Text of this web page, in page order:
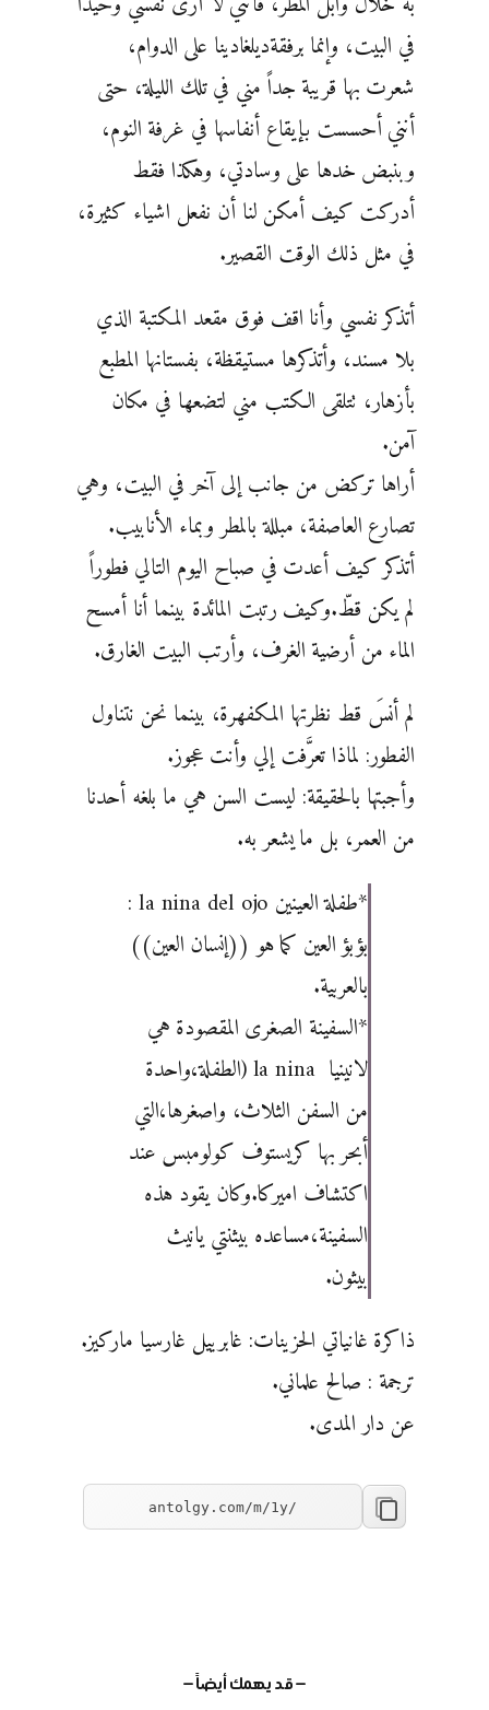
في البيت، وإنما برفقةديلغادينا على ‏الدوام،
شعرت بها قريبة جداً مني في تلك الليلة، حتى
أنني أحسست بإيقاع أنفاسها في غرفة النوم،
وبنبض خدها ‏على وسادتي، وهكذا فقط
أدركت كيف أمكن لنا أن نفعل اشياء كثيرة،
في مثل ذلك الوقت القصير.
أتذكر ‏نفسي وأنا اقف فوق مقعد المكتبة الذي
بلا مسند، وأتذكرها مستيقظة، بفستانها المطبع
بأزهار، تتلقى الكتب مني ‏لتضعها في مكان
آمن.
أراها تركض من جانب إلى آخر في البيت، وهي
تصارع العاصفة، مبللة بالمطر وبماء ‏الأنابيب.
أتذكر كيف أعدت في صباح اليوم التالي فطوراً
لم يكن قطّ.وكيف رتبت المائدة بينما أنا أمسح
الماء ‏من أرضية الغرف، وأرتب البيت الغارق.
لم أنسَ قط نظرتها المكفهرة، بينما نحن نتناول
الفطور: لماذا تعرَّفت إلي ‏وأنت عجوز.
وأجبتها بالحقيقة: ليست السن هي ما بلغه أحدنا
من العمر، بل ما يشعر به.‏
‏*طفلة العينين ‏la nina del ojo‏ :
بؤبؤ العين كما هو ((إنسان العين))
بالعربية.‏
‏*السفينة الصغرى المقصودة هي
لانينيا ‏la nina ‎ ‏(الطفلة،واحدة
من السفن الثلاث، واصغرها،التي
أبحر بها ‏كريستوف كولومبس عند
اكتشاف اميركا.وكان يقود هذه
السفينة،مساعده بيثنتي يانيث
بيثون.‏
ذاكرة غانياتي الحزينات: غابرييل غارسيا ماركيز.
ترجمة : صالح علماني.
عن دار المدى.
— قد يهمك أيضاً —